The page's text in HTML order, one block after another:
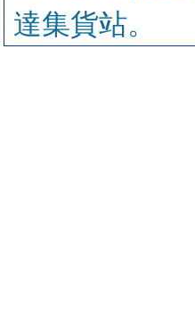
達集貨站。